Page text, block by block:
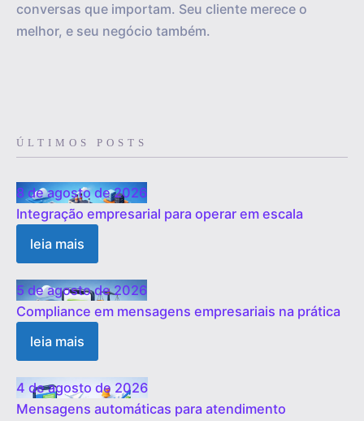
conversas que importam. Seu cliente merece o
melhor, e seu negócio também.
ÚLTIMOS POSTS
8 de agosto de 2026
Integração empresarial para operar em escala
leia mais
5 de agosto de 2026
Compliance em mensagens empresariais na prática
leia mais
4 de agosto de 2026
Mensagens automáticas para atendimento